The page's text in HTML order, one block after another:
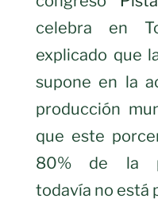
celebra en
explicado que
supone en la
producción
que este
80% de la
todavía no está